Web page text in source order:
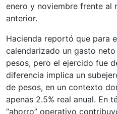
enero y noviembre frente al
anterior.
Hacienda reportó que para
calendarizado un gasto
pesos, pero el ejercido fue
diferencia implica un
de pesos, en un contexto
apenas 2.5% real anual. En
“ahorro” operativo